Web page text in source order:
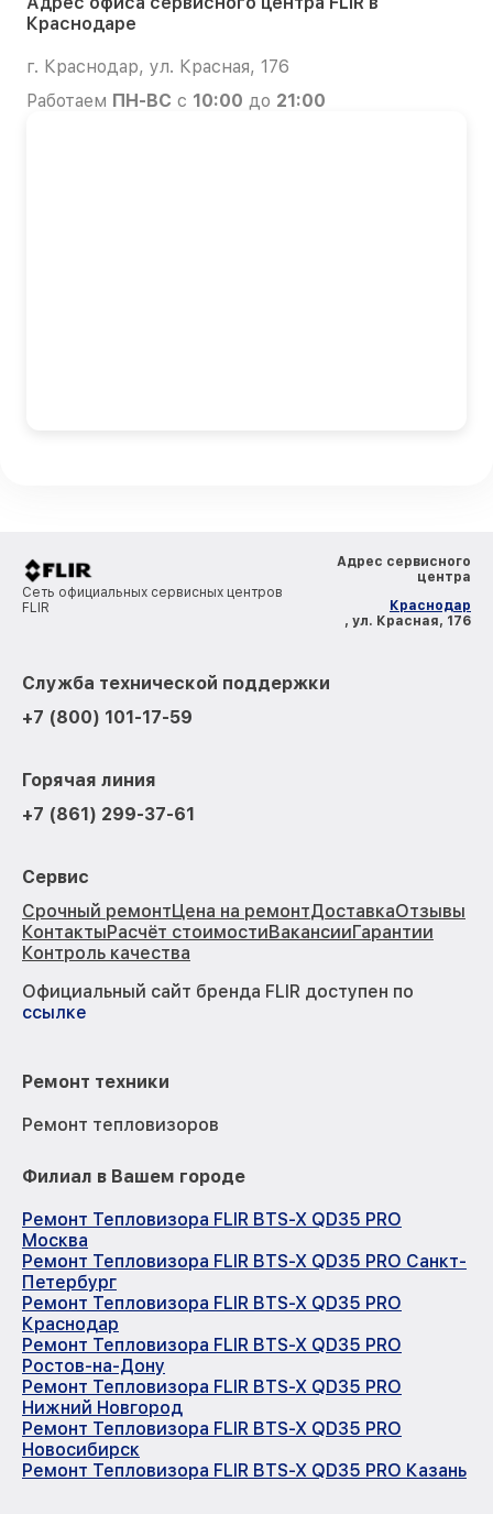
Краснодаре
г. Краснодар, ул. Красная, 176
Работаем ПН-ВС с 10:00 до 21:00
Сеть официальных сервисных центров
FLIR
Адрес сервисного
центра
Краснодар
, ул. Красная, 176
Служба технической поддержки
+7 (800) 101-17-59
Горячая линия
+7 (861) 299-37-61
Сервис
Срочный ремонтЦена на ремонтДоставкаОтзывы
КонтактыРасчёт стоимостиВакансииГарантии
Контроль качества
Официальный сайт бренда FLIR доступен по
ссылке
Ремонт техники
Ремонт тепловизоров
Филиал в Вашем городе
Ремонт Тепловизора FLIR BTS-X QD35 PRO
Москва
Ремонт Тепловизора FLIR BTS-X QD35 PRO Санкт-
Петербург
Ремонт Тепловизора FLIR BTS-X QD35 PRO
Краснодар
Ремонт Тепловизора FLIR BTS-X QD35 PRO
Ростов-на-Дону
Ремонт Тепловизора FLIR BTS-X QD35 PRO
Нижний Новгород
Ремонт Тепловизора FLIR BTS-X QD35 PRO
Новосибирск
Ремонт Тепловизора FLIR BTS-X QD35 PRO Казань